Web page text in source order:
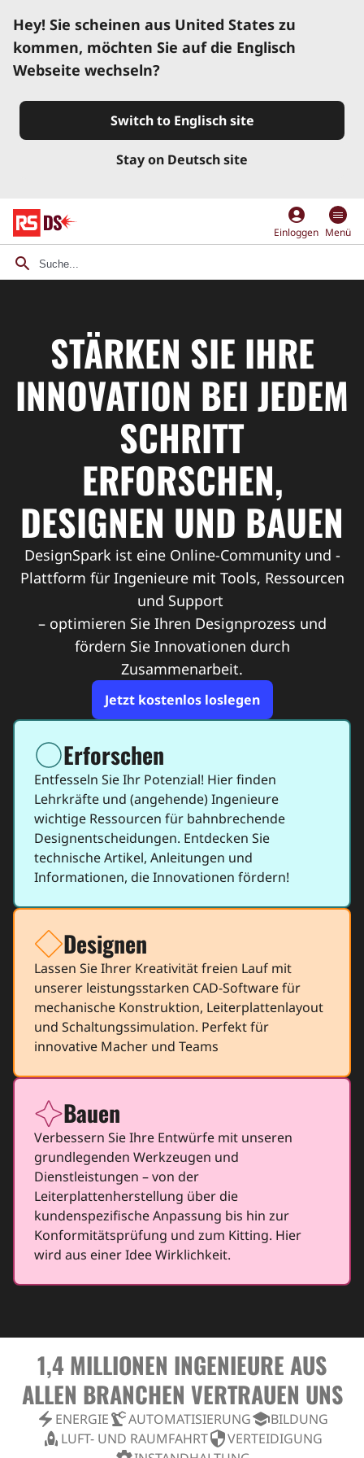
Hey! Sie scheinen aus United States zu
kommen, möchten Sie auf die Englisch
Webseite wechseln?
Switch to Englisch site
Stay on Deutsch site
account_circle
Einloggen Menü
STÄRKEN SIE IHRE
INNOVATION BEI JEDEM
SCHRITT
ERFORSCHEN,
DESIGNEN UND BAUEN
DesignSpark ist eine Online-Community und -
Plattform für Ingenieure mit Tools, Ressourcen
und Support
– optimieren Sie Ihren Designprozess und
fördern Sie Innovationen durch
Zusammenarbeit.
Jetzt kostenlos loslegen
icon
Erforschen
Entfesseln Sie Ihr Potenzial! Hier finden
Lehrkräfte und (angehende) Ingenieure
wichtige Ressourcen für bahnbrechende
Designentscheidungen. Entdecken Sie
technische Artikel, Anleitungen und
Informationen, die Innovationen fördern!
icon
Designen
Lassen Sie Ihrer Kreativität freien Lauf mit
unserer leistungsstarken CAD-Software für
mechanische Konstruktion, Leiterplattenlayout
und Schaltungssimulation. Perfekt für
innovative Macher und Teams
icon
Bauen
Verbessern Sie Ihre Entwürfe mit unseren
grundlegenden Werkzeugen und
Dienstleistungen – von der
Leiterplattenherstellung über die
kundenspezifische Anpassung bis hin zur
Konformitätsprüfung und zum Kitting. Hier
wird aus einer Idee Wirklichkeit.
1,4 MILLIONEN INGENIEURE AUS
ALLEN BRANCHEN VERTRAUEN UNS
electric_bolt ENERGIEprecision_manufacturingAUTOMATISIERUNGschoolBILDUNG
rocket LUFT- UND RAUMFAHRTsecurityVERTEIDIGUNG